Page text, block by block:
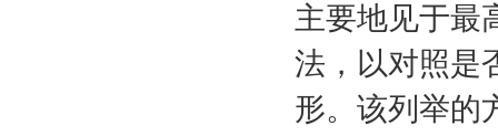
主要地见于最
法，以对照是
形。该列举的